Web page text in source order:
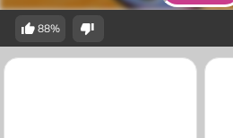
88%